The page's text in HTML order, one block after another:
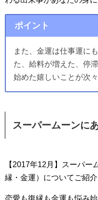
ポイント
また、金運は仕事運に
た、給料が増えた、停
始めた嬉しいことが次
スーパームーンに
【2017年12月】スーパー
縁・金運）についてご紹介
恋愛も復縁も金運も悩み